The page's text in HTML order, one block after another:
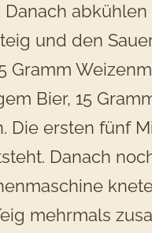
abkühlen
und den
Bier, 15
Die ersten fünf
Danach
mehrmals